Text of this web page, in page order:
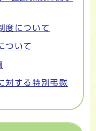
度について
ついて
対する特別弔慰